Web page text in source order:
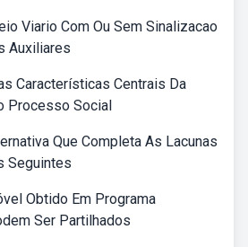
Viario Com Ou Sem Sinalizacao
Auxiliares
Características Centrais Da
Processo Social
Que Completa As Lacunas
Seguintes
Obtido Em Programa
Ser Partilhados